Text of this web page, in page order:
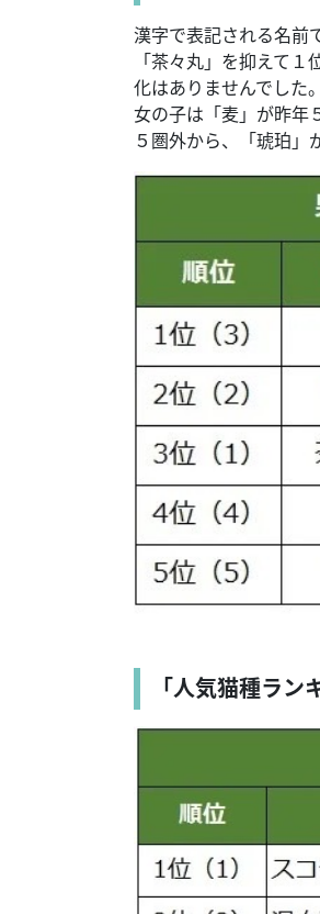
漢字で表記される名前
「茶々丸」を抑えて
化はありませんでした。
女の子は「麦」が昨年
５圏外から、「琥珀」
「人気猫種ラン